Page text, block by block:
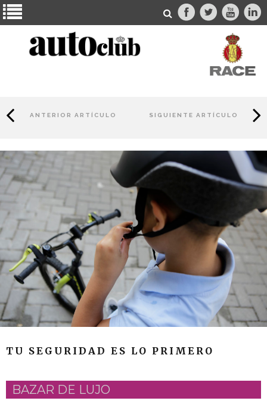
ANTERIOR ARTÍCULO SIGUIENTE ARTÍCULO
TU SEGURIDAD ES LO PRIMERO
BAZAR DE LUJO